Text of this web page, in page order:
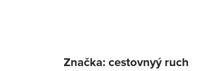
Značka: cestovnyý ruch